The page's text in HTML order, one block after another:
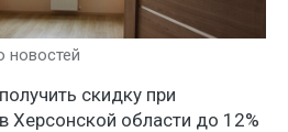
новостей
скидку при
Херсонской области до 12%